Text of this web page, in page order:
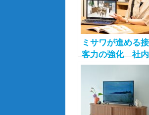
ミサワが進める接
客力の強化 社内
独自の「unicoア
バイザー」制度、
資格保有者拡大中